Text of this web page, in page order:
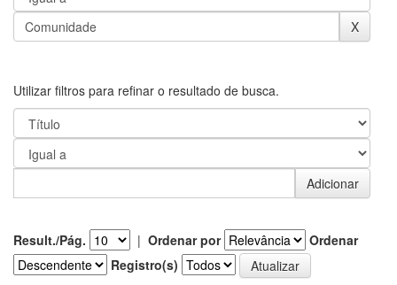
Utilizar filtros para refinar o resultado de busca.
Result./Pág. | Ordenar por
Ordenar
Registro(s)